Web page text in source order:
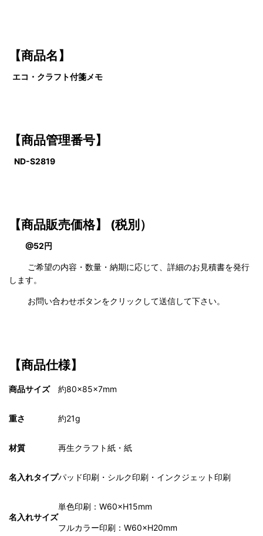
【商品名】
エコ・クラフト付箋メモ
【商品管理番号】
ND-S2819
【商品販売価格】 (税別）
@52円
ご希望の内容・数量・納期に応じて、詳細のお見積書を発行
します。
お問い合わせボタンをクリックして送信して下さい。
【商品仕様】
商品サイズ 約80×85×7mm
重さ 約21g
材質 再生クラフト紙・紙
名入れタイプパッド印刷・シルク印刷・インクジェット印刷
名入れサイズ
単色印刷：W60×H15mm
フルカラー印刷：W60×H20mm